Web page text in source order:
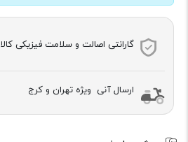
گارانتی اصالت و سلامت فیزیکی کالا
ارسال آنی ویژه تهران و کرج